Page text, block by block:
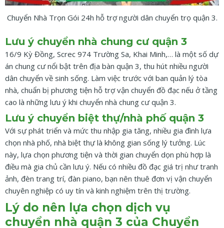
Chuyển Nhà Trọn Gói 24h hỗ trợ người dân chuyển trọ quận 3.
Lưu ý chuyển nhà chung cư quận 3
16/9 Kỳ Đồng, Screc 974 Trường Sa, Khai Minh,… là một số dự
án chung cư nổi bật trên địa bàn quận 3, thu hút nhiều người
dân chuyển về sinh sống. Làm việc trước với ban quản lý tòa
nhà, chuẩn bị phương tiện hỗ trợ vận chuyển đồ đạc nếu ở tầng
cao là những lưu ý khi chuyển nhà chung cư quận 3.
Lưu ý chuyển biệt thự/nhà phố quận 3
Với sự phát triển và mức thu nhập gia tăng, nhiều gia đình lựa
chọn nhà phố, nhà biệt thự là không gian sống lý tưởng. Lúc
này, lựa chọn phương tiện và thời gian chuyển dọn phù hợp là
điều mà gia chủ cần lưu ý. Nếu có nhiều đồ đạc giá trị như tranh
ảnh, đèn trang trí, đàn piano, bạn nên thuê đơn vị vận chuyển
chuyên nghiệp có uy tín và kinh nghiệm trên thị trường.
Lý do nên lựa chọn dịch vụ
chuyển nhà quận 3 của Chuyển